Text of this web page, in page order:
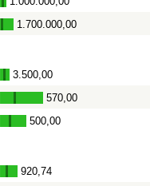
-
- 1.700.000,00
- 3.500,00
- 570,00
- 500,00
- 920,74